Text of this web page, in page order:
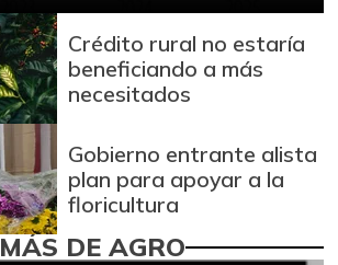
Crédito rural no estaría
beneficiando a más
necesitados
Gobierno entrante alista
plan para apoyar a la
floricultura
MÁS DE AGRO